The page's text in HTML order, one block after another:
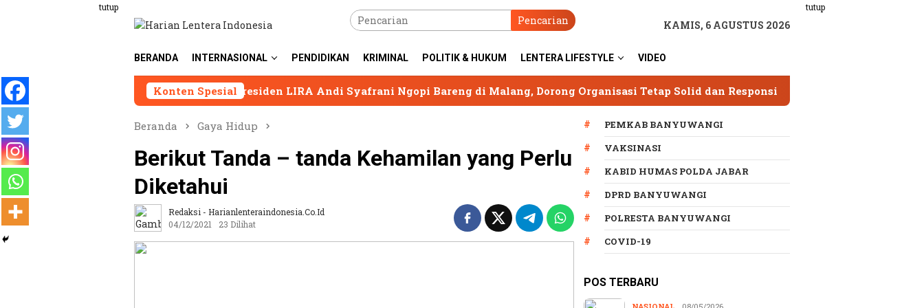
tutup tutup
Pencarian KAMIS, 6 AGUSTUS 2026
BERANDA INTERNASIONAL PENDIDIKAN KRIMINAL POLITIK & HUKUM LENTERA LIFESTYLE VIDEO
Konten Spesial
Presiden LIRA Andi Syafrani Ngopi Bareng di Malang, Dorong Organisasi Tetap Solid dan Responsif SPAM Sumber Dieng 2 Hampir
Beranda Gaya Hidup
Berikut Tanda – tanda Kehamilan yang Perlu
Diketahui
Redaksi - Harianlenteraindonesia.co.id
04/12/2021
23 Dilihat
PEMKAB BANYUWANGI
VAKSINASI
KABID HUMAS POLDA JABAR
DPRD BANYUWANGI
POLRESTA BANYUWANGI
COVID-19
POS TERBARU